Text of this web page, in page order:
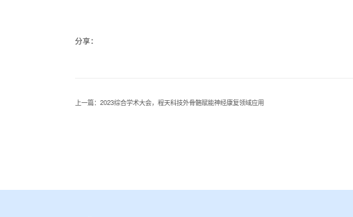
分享：
上一篇：2023综合学术大会，程天科技外骨骼赋能神经康复领域应用